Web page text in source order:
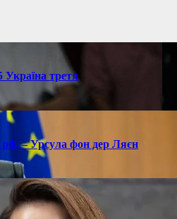
Україна третя
рф, – Урсула фон дер Ляєн